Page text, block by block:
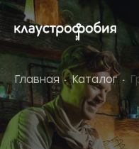
Главная Каталог